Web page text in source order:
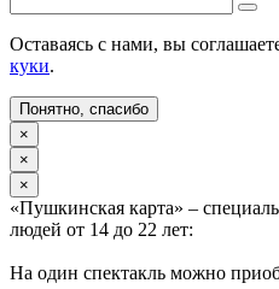
Оставаясь с нами, вы
куки.
Понятно, спасибо
×
×
×
«Пушкинская карта» –
людей от 14 до 22 лет:
На один спектакль можно